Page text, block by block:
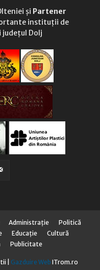
și Partener
instituții de
județul Dolj
Administraţie
Politică
Educaţie
Cultură
Publicitate
| Gazduire Web ITrom.ro